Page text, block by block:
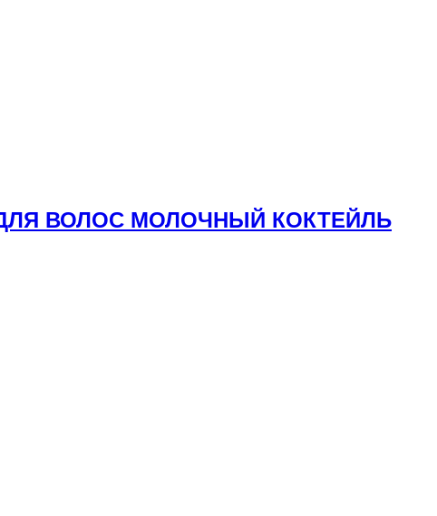
ДЛЯ ВОЛОС МОЛОЧНЫЙ КОКТЕЙЛЬ